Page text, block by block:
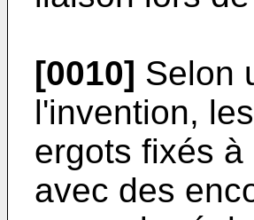
[0010] Selon
l'invention,
ergots fixés
avec des